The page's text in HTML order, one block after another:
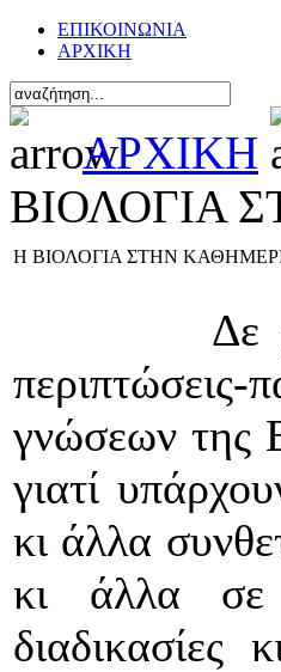
ΕΠΙΚΟΙΝΩΝΙΑ
ΑΡΧΙΚΗ
ΑΡΧΙΚΗ
ΒΙΟΛΟΓΙΑ
Η ΒΙΟΛΟΓΙΑ ΣΤΗΝ
Δε
γνώσεων της
γιατί
κι άλλα
κι άλλα σε